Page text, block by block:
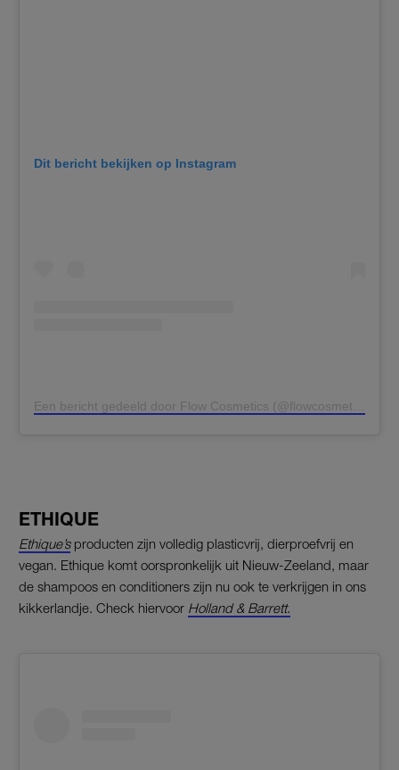
Dit bericht bekijken op Instagram
ETHIQUE
Ethique’sproducten zijn volledig plasticvrij, dierproefvrij en
vegan. Ethique komt oorspronkelijk uit Nieuw-Zeeland, maar
de shampoos en conditioners zijn nu ook te verkrijgen in ons
kikkerlandje. Check hiervoor Holland & Barrett.